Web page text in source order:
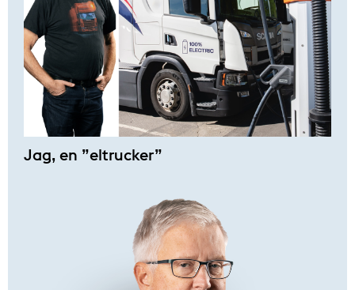
Jag, en ”eltrucker”